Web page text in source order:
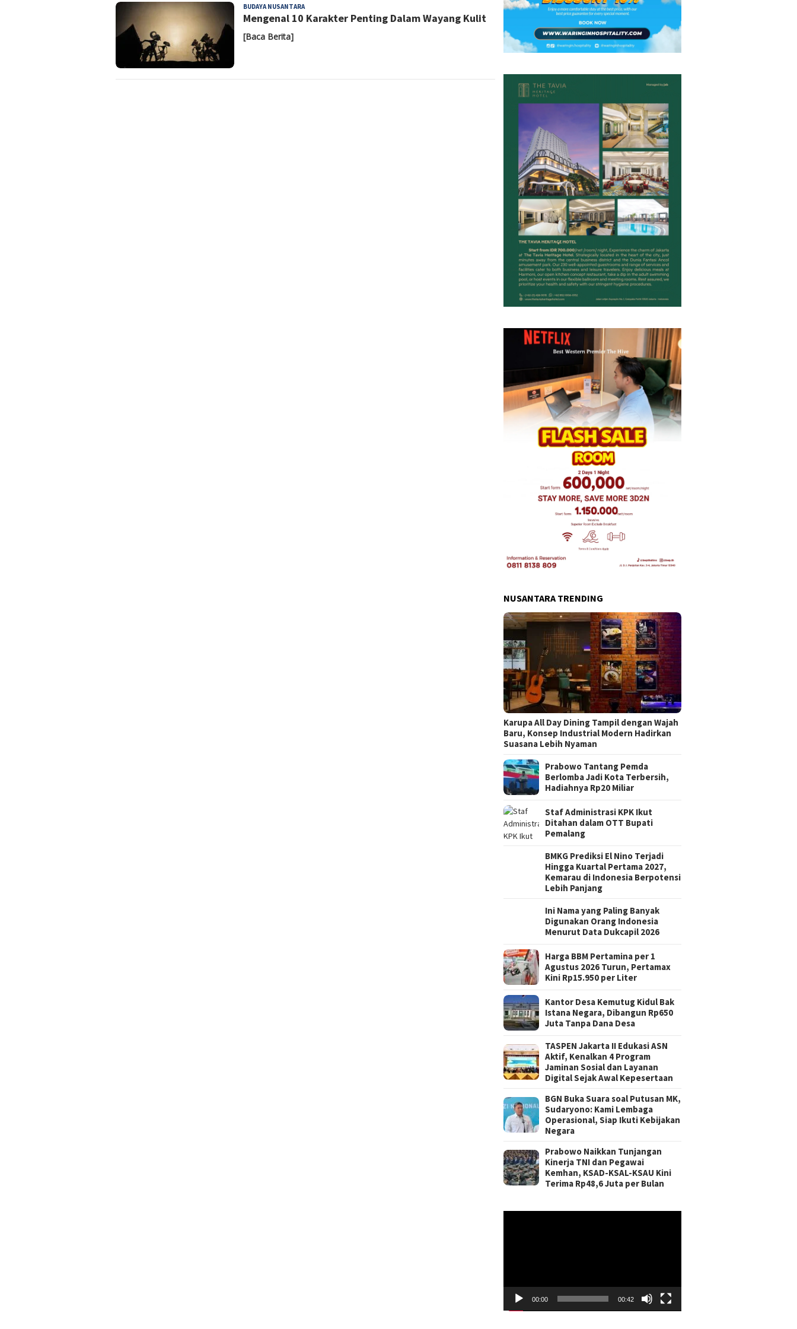
BUDAYA NUSANTARAAdmin
Mengenal 10 Karakter Penting Dalam Wayang Kulit
[Baca Berita]
NUSANTARA TRENDING
Karupa All Day Dining Tampil dengan Wajah
Baru, Konsep Industrial Modern Hadirkan
Suasana Lebih Nyaman
Prabowo Tantang Pemda
Berlomba Jadi Kota Terbersih,
Hadiahnya Rp20 Miliar
Staf Administrasi KPK Ikut
Ditahan dalam OTT Bupati
Pemalang
BMKG Prediksi El Nino Terjadi
Hingga Kuartal Pertama 2027,
Kemarau di Indonesia Berpotensi
Lebih Panjang
Ini Nama yang Paling Banyak
Digunakan Orang Indonesia
Menurut Data Dukcapil 2026
Harga BBM Pertamina per 1
Agustus 2026 Turun, Pertamax
Kini Rp15.950 per Liter
Kantor Desa Kemutug Kidul Bak
Istana Negara, Dibangun Rp650
Juta Tanpa Dana Desa
TASPEN Jakarta II Edukasi ASN
Aktif, Kenalkan 4 Program
Jaminan Sosial dan Layanan
Digital Sejak Awal Kepesertaan
BGN Buka Suara soal Putusan MK,
Sudaryono: Kami Lembaga
Operasional, Siap Ikuti Kebijakan
Negara
Prabowo Naikkan Tunjangan
Kinerja TNI dan Pegawai
Kemhan, KSAD-KSAL-KSAU Kini
Terima Rp48,6 Juta per Bulan
00:00 00:42